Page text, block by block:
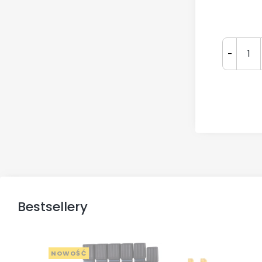
-
Bestsellery
NOWOŚĆ